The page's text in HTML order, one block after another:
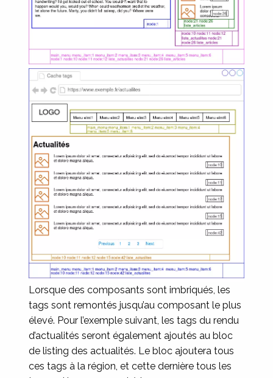
Lorsque des composants sont imbriqués, les
tags sont remontés jusqu’au composant le plus
élevé. Pour l’exemple suivant, les tags du rendu
d’actualités seront également ajoutés au bloc
de listing des actualités. Le bloc ajoutera tous
ces tags à la région, et cette dernière tous les